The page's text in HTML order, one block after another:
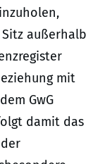
außerhalb
mit
GwG
damit das